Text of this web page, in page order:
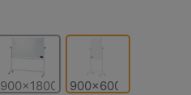
900x1800mm900x600mm